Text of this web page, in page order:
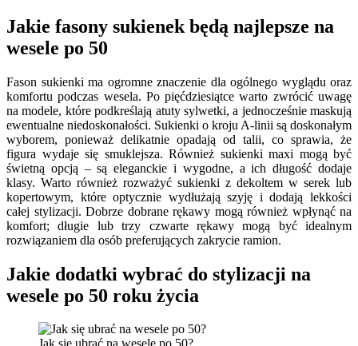
Jakie fasony sukienek będą najlepsze na
wesele po 50
Fason sukienki ma ogromne znaczenie dla ogólnego wyglądu oraz
komfortu podczas wesela. Po pięćdziesiątce warto zwrócić uwagę
na modele, które podkreślają atuty sylwetki, a jednocześnie maskują
ewentualne niedoskonałości. Sukienki o kroju A-linii są doskonałym
wyborem, ponieważ delikatnie opadają od talii, co sprawia, że
figura wydaje się smuklejsza. Również sukienki maxi mogą być
świetną opcją – są eleganckie i wygodne, a ich długość dodaje
klasy. Warto również rozważyć sukienki z dekoltem w serek lub
kopertowym, które optycznie wydłużają szyję i dodają lekkości
całej stylizacji. Dobrze dobrane rękawy mogą również wpłynąć na
komfort; długie lub trzy czwarte rękawy mogą być idealnym
rozwiązaniem dla osób preferujących zakrycie ramion.
Jakie dodatki wybrać do stylizacji na
wesele po 50 roku życia